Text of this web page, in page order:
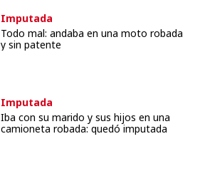
Imputada
Todo mal: andaba en una moto robada
y sin patente
Imputada
Iba con su marido y sus hijos en una
camioneta robada: quedó imputada